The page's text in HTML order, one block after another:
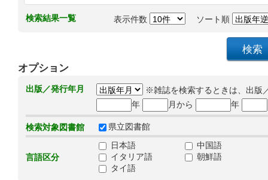
検索結果一覧 表示件数 ソート順
オプション
出版／発行年月
※雑誌を検索するときは、出版
年
月から 年
検索対象図書館 県立図書館
言語区分
日本語
中国語
イタリア語
朝鮮語
タイ語